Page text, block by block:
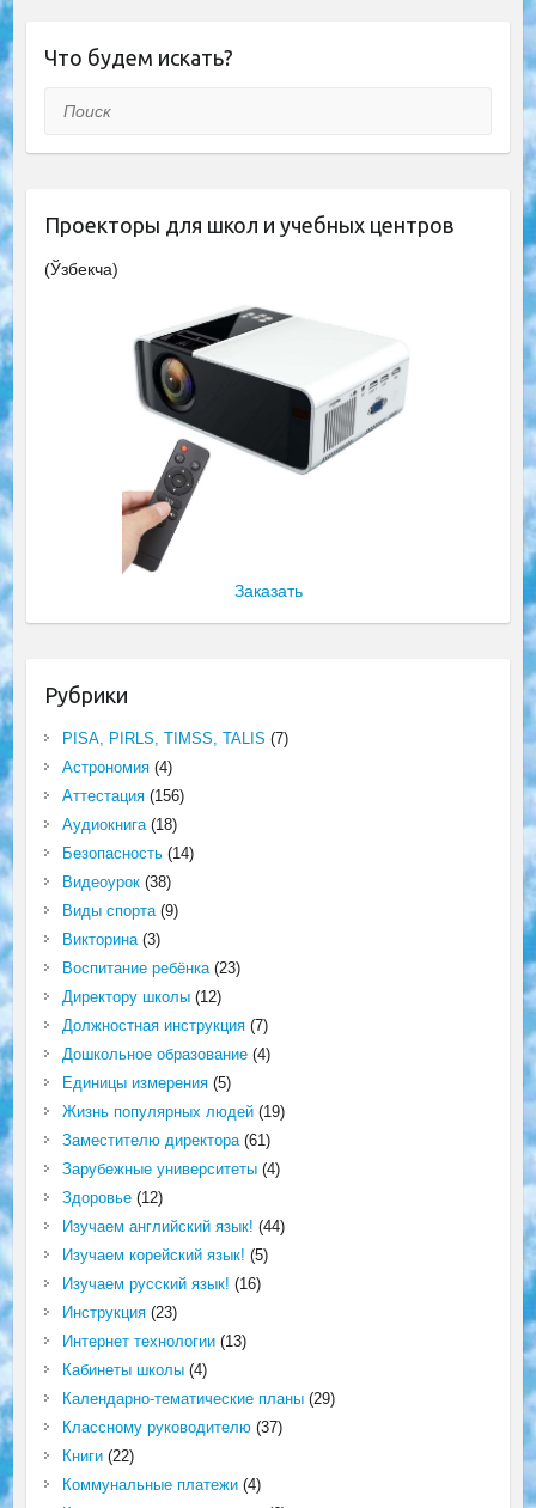
Что будем искать?
Поиск
Проекторы для школ и учебных центров
(Ўзбекча)
Заказать
Рубрики
PISA, PIRLS, TIMSS, TALIS (7)
Астрономия(4)
Аттестация(156)
Аудиокнига(18)
Безопасность(14)
Видеоурок(38)
Виды спорта(9)
Викторина(3)
Воспитание ребёнка(23)
Директору школы(12)
Должностная инструкция(7)
Дошкольное образование(4)
Единицы измерения(5)
Жизнь популярных людей(19)
Заместителю директора(61)
Зарубежные университеты(4)
Здоровье(12)
Изучаем английский язык! (44)
Изучаем корейский язык! (5)
Изучаем русский язык! (16)
Инструкция(23)
Интернет технологии(13)
Кабинеты школы(4)
Календарно-тематические планы(29)
Классному руководителю(37)
Книги(22)
Коммунальные платежи(4)